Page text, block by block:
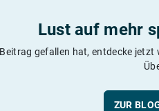
Lust auf mehr
gefallen hat, entdecke
ZUR